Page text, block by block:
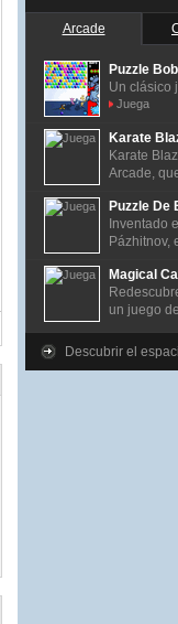
Arcade
Puzzle
Un clásico
Juega
Karate
Karate
Arcade,
Puzzle De
Inventado
Pázhitnov,
Magical
un juego
Descubrir el